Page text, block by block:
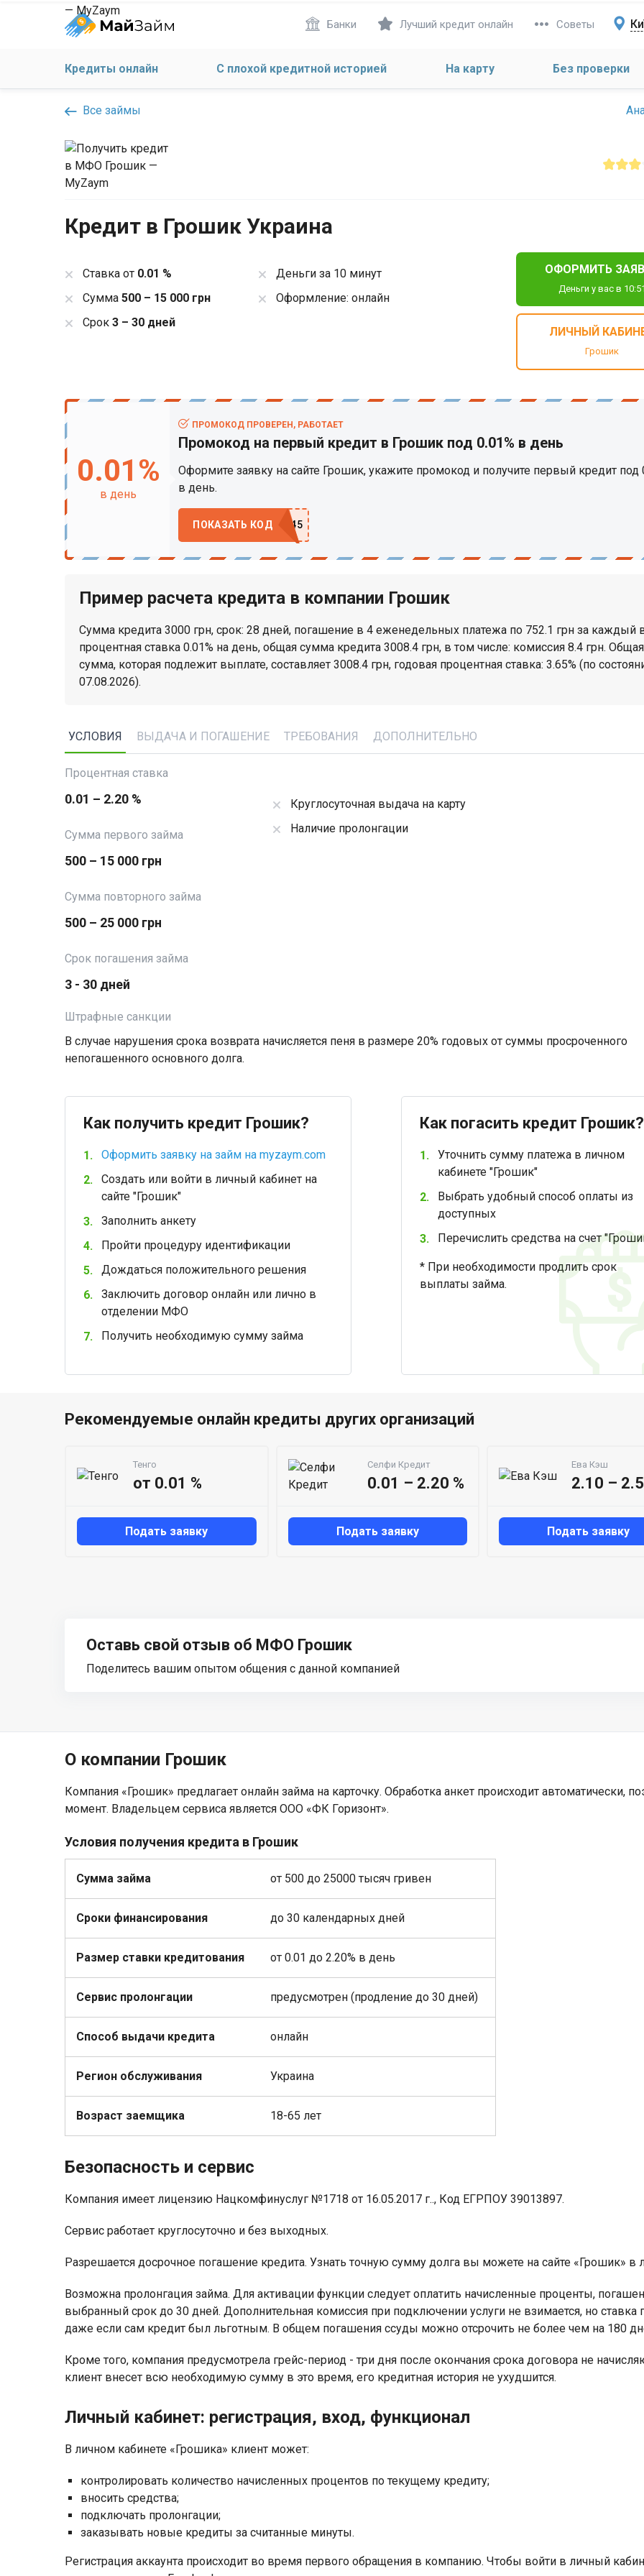
Банки Лучший кредит онлайн Советы
Кредиты онлайн С плохой кредитной историей На карту Без проверки
Все займы
Кредит в Грошик Украина
Ставка от 0.01 %
Сумма 500 – 15 000 грн
Срок 3 – 30 дней
Деньги за 10 минут
Оформление: онлайн
ОФОРМИТЬ
Деньги у вас в
ЛИЧНЫЙ
Грошик
0.01%
в день
ПРОМОКОД ПРОВЕРЕН, РАБОТАЕТ
Промокод на первый кредит в Грошик под 0.01% в день
Оформите заявку на сайте Грошик, укажите промокод и получите первый кредит под
в день.
ПОКАЗАТЬ КОД
Пример расчета кредита в компании Грошик
Сумма кредита 3000 грн, срок: 28 дней, погашение в 4 еженедельных платежа по 752.1 грн за каждый
процентная ставка 0.01% на день, общая сумма кредита 3008.4 грн, в том числе: комиссия 8.4 грн. Общая
сумма, которая подлежит выплате, составляет 3008.4 грн, годовая процентная ставка: 3.65% (по
07.08.2026).
УСЛОВИЯ ВЫДАЧА И ПОГАШЕНИЕ ТРЕБОВАНИЯ ДОПОЛНИТЕЛЬНО
Процентная ставка
0.01 – 2.20 %
Сумма первого займа
500 – 15 000 грн
Сумма повторного займа
500 – 25 000 грн
Срок погашения займа
3 - 30 дней
Круглосуточная выдача на карту
Наличие пролонгации
Штрафные санкции
В случае нарушения срока возврата начисляется пеня в размере 20% годовых от суммы просроченного
непогашенного основного долга.
Как получить кредит Грошик?
Оформить заявку на займ на myzaym.com
Создать или войти в личный кабинет на
сайте "Грошик"
Заполнить анкету
Пройти процедуру идентификации
Дождаться положительного решения
Заключить договор онлайн или лично в
отделении МФО
Получить необходимую сумму займа
Как погасить кредит Грошик?
Уточнить сумму платежа в личном
кабинете "Грошик"
Выбрать удобный способ оплаты из
доступных
Перечислить средства на счет
* При необходимости продлить срок
выплаты займа.
Рекомендуемые онлайн кредиты других организаций
Тенго
от 0.01 %
Подать заявку
Селфи Кредит
0.01 – 2.20 %
Подать заявку
Ева Кэш
2.10 –
Подать заявку
Оставь свой отзыв об МФО Грошик
Поделитесь вашим опытом общения с данной компанией
О компании Грошик
Компания «Грошик» предлагает онлайн займа на карточку. Обработка анкет происходит автоматически,
момент. Владельцем сервиса является ООО «ФК Горизонт».
Условия получения кредита в Грошик
Сумма займа от 500 до 25000 тысяч гривен
Сроки финансирования до 30 календарных дней
Размер ставки кредитования от 0.01 до 2.20% в день
Сервис пролонгации предусмотрен (продление до 30 дней)
Способ выдачи кредита онлайн
Регион обслуживания Украина
Возраст заемщика 18-65 лет
Безопасность и сервис
Компания имеет лицензию Нацкомфинуслуг №1718 от 16.05.2017 г.., Код ЕГРПОУ 39013897.
Сервис работает круглосуточно и без выходных.
Разрешается досрочное погашение кредита. Узнать точную сумму долга вы можете на сайте «Грошик» в
Возможна пролонгация займа. Для активации функции следует оплатить начисленные проценты,
выбранный срок до 30 дней. Дополнительная комиссия при подключении услуги не взимается, но
даже если сам кредит был льготным. В общем погашения ссуды можно отсрочить не более чем на 180
Кроме того, компания предусмотрела грейс-период - три дня после окончания срока договора не
клиент внесет всю необходимую сумму в это время, его кредитная история не ухудшится.
Личный кабинет: регистрация, вход, функционал
В личном кабинете «Грошика» клиент может:
контролировать количество начисленных процентов по текущему кредиту;
вносить средства;
подключать пролонгации;
заказывать новые кредиты за считанные минуты.
Регистрация аккаунта происходит во время первого обращения в компанию. Чтобы войти в личный